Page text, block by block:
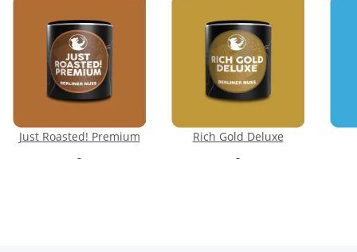
Just Roasted! Premium Rich Gold Deluxe